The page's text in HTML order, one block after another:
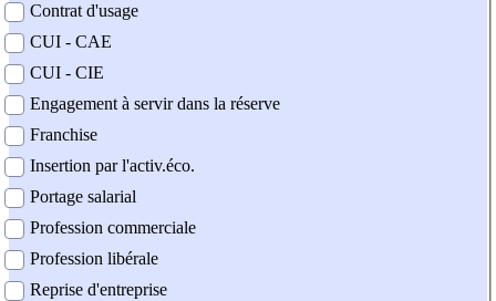
Contrat d'usage
CUI - CAE
CUI - CIE
Engagement à servir dans la réserve
Franchise
Insertion par l'activ.éco.
Portage salarial
Profession commerciale
Profession libérale
Reprise d'entreprise